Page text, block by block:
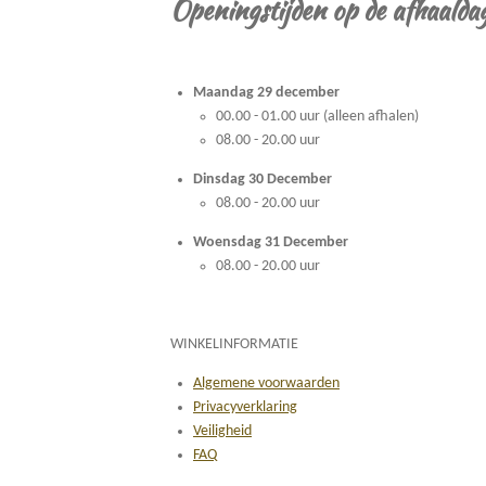
Openingstijden op de
Maandag 29 december
00.00 - 01.00 uur (alleen afhalen)
08.00 - 20.00 uur
Dinsdag 30 December
08.00 - 20.00 uur
Woensdag 31 December
08.00 - 20.00 uur
WINKELINFORMATIE
Algemene voorwaarden
Privacyverklaring
Veiligheid
FAQ